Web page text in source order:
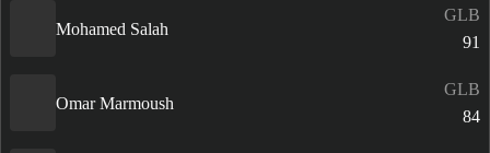
Mohamed Salah
GLB
91
Omar Marmoush
GLB
84